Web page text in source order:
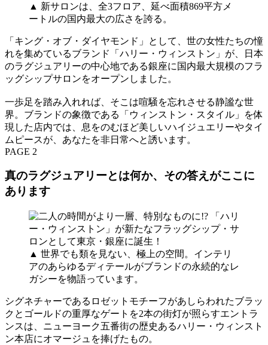
▲ 新サロンは、全3フロア、延べ面積869平方メ
ートルの国内最大の広さを誇る。
「キング・オブ・ダイヤモンド」として、世の女性たちの憧
れを集めているブランド「ハリー・ウィンストン」が、日本
のラグジュアリーの中心地である銀座に国内最大規模のフラ
ッグシップサロンをオープンしました。
一歩足を踏み入れれば、そこは喧騒を忘れさせる静謐な世
界。ブランドの象徴である「ウィンストン・スタイル」を体
現した店内では、息をのむほど美しいハイジュエリーやタイ
ムピースが、あなたを非日常へと誘います。
PAGE 2
真のラグジュアリーとは何か、その答えがここに
あります
▲ 世界でも類を見ない、極上の空間。インテリ
アのあらゆるディテールがブランドの永続的なレ
ガシーを物語っています。
シグネチャーであるロゼットモチーフがあしらわれたブラッ
クとゴールドの重厚なゲートを2本の街灯が照らすエントラ
ンスは、ニューヨーク五番街の歴史あるハリー・ウィンスト
ン本店にオマージュを捧げたもの。